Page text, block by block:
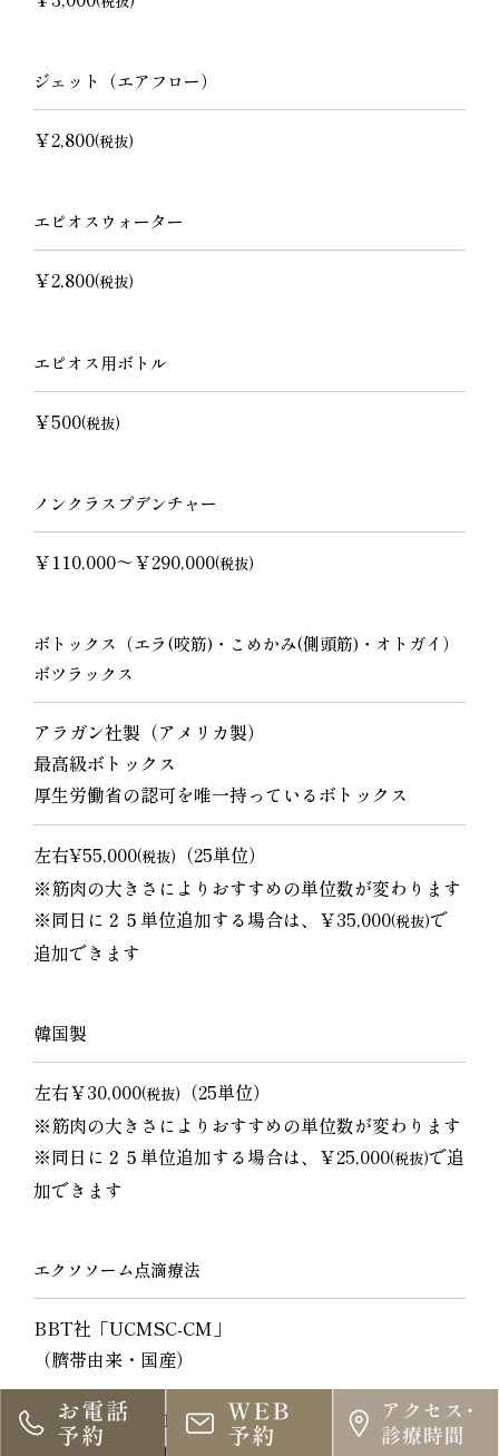
ジェット（エアフロー）
￥2,800(税抜)
エピオスウォーター
￥2,800(税抜)
エピオス用ボトル
￥500(税抜)
ノンクラスプデンチャー
￥110,000～￥290,000(税抜)
ボトックス（エラ(咬筋)・こめかみ(側頭筋)・オトガイ）
ボツラックス
アラガン社製（アメリカ製）
最高級ボトックス
厚生労働省の認可を唯一持っているボトックス
左右¥55,000(税抜)
（25単位）
※筋肉の大きさによりおすすめの単位数が変わります
※同日に２５単位追加する場合は、￥35,000(税抜)で
追加できます
韓国製
左右￥30,000(税抜)
（25単位）
※筋肉の大きさによりおすすめの単位数が変わります
※同日に２５単位追加する場合は、￥25,000(税抜)で追
加できます
エクソソーム点滴療法
BBT社「UCMSC-CM」
（臍帯由来・国産）
￥42,000 (税抜)
（1バイアル）